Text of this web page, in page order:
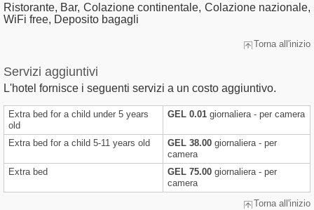
Ristorante, Bar, Colazione continentale, Colazione nazionale,
WiFi free, Deposito bagagli
Torna all'inizio
Servizi aggiuntivi
L'hotel fornisce i seguenti servizi a un costo aggiuntivo.
Extra bed for a child under 5 years
old
GEL 0.01 giornaliera - per camera
Extra bed for a child 5-11 years old GEL 38.00 giornaliera - per
camera
Extra bed
GEL 75.00 giornaliera - per
camera
Torna all'inizio